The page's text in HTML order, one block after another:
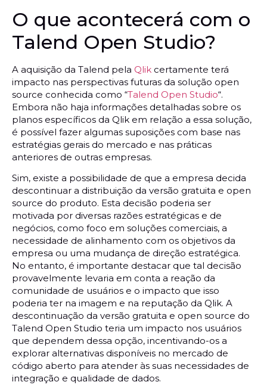
O que acontecerá com o
Talend Open Studio?
A aquisição da Talend pela Qlik certamente terá
impacto nas perspectivas futuras da solução open
source conhecida como “Talend Open Studio“.
Embora não haja informações detalhadas sobre os
planos específicos da Qlik em relação a essa solução,
é possível fazer algumas suposições com base nas
estratégias gerais do mercado e nas práticas
anteriores de outras empresas.
Sim, existe a possibilidade de que a empresa decida
descontinuar a distribuição da versão gratuita e open
source do produto. Esta decisão poderia ser
motivada por diversas razões estratégicas e de
negócios, como foco em soluções comerciais, a
necessidade de alinhamento com os objetivos da
empresa ou uma mudança de direção estratégica.
No entanto, é importante destacar que tal decisão
provavelmente levaria em conta a reação da
comunidade de usuários e o impacto que isso
poderia ter na imagem e na reputação da Qlik. A
descontinuação da versão gratuita e open source do
Talend Open Studio teria um impacto nos usuários
que dependem dessa opção, incentivando-os a
explorar alternativas disponíveis no mercado de
código aberto para atender às suas necessidades de
integração e qualidade de dados.